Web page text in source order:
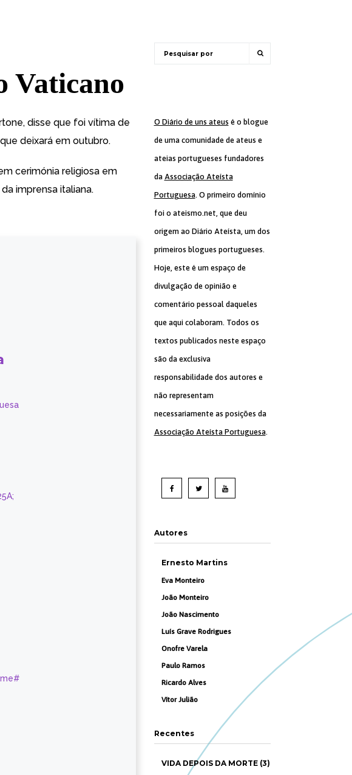
Vaticano
disse que foi vítima de
deixará em outubro.
cerimónia religiosa em
imprensa italiana.
O Diário de uns ateus é o blogue
de uma comunidade de ateus e
ateias portugueses fundadores
da Associação Ateísta
Portuguesa. O primeiro domínio
foi o ateismo.net, que deu
origem ao Diário Ateísta, um dos
primeiros blogues portugueses.
Hoje, este é um espaço de
divulgação de opinião e
comentário pessoal daqueles
que aqui colaboram. Todos os
textos publicados neste espaço
são da exclusiva
responsabilidade dos autores e
não representam
necessariamente as posições da
Associação Ateísta Portuguesa.
Autores
Ernesto Martins
Eva Monteiro
João Monteiro
João Nascimento
Luís Grave Rodrigues
Onofre Varela
Paulo Ramos
Ricardo Alves
Vítor Julião
Recentes
VIDA DEPOIS DA MORTE (3)